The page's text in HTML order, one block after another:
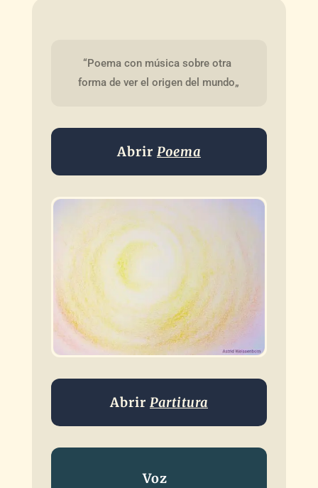
“Poema con música sobre otra
forma de ver el origen del mundo„
Abrir Poema
Abrir Partitura
Voz